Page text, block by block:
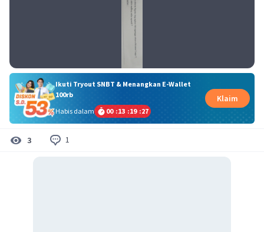
Ikuti Tryout SNBT & Menangkan E-Wallet
100rb
Habis dalam
00 :13 :19 :26
Klaim
3 1